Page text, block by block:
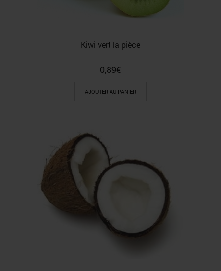
Kiwi vert la pièce
0,89€
AJOUTER AU PANIER